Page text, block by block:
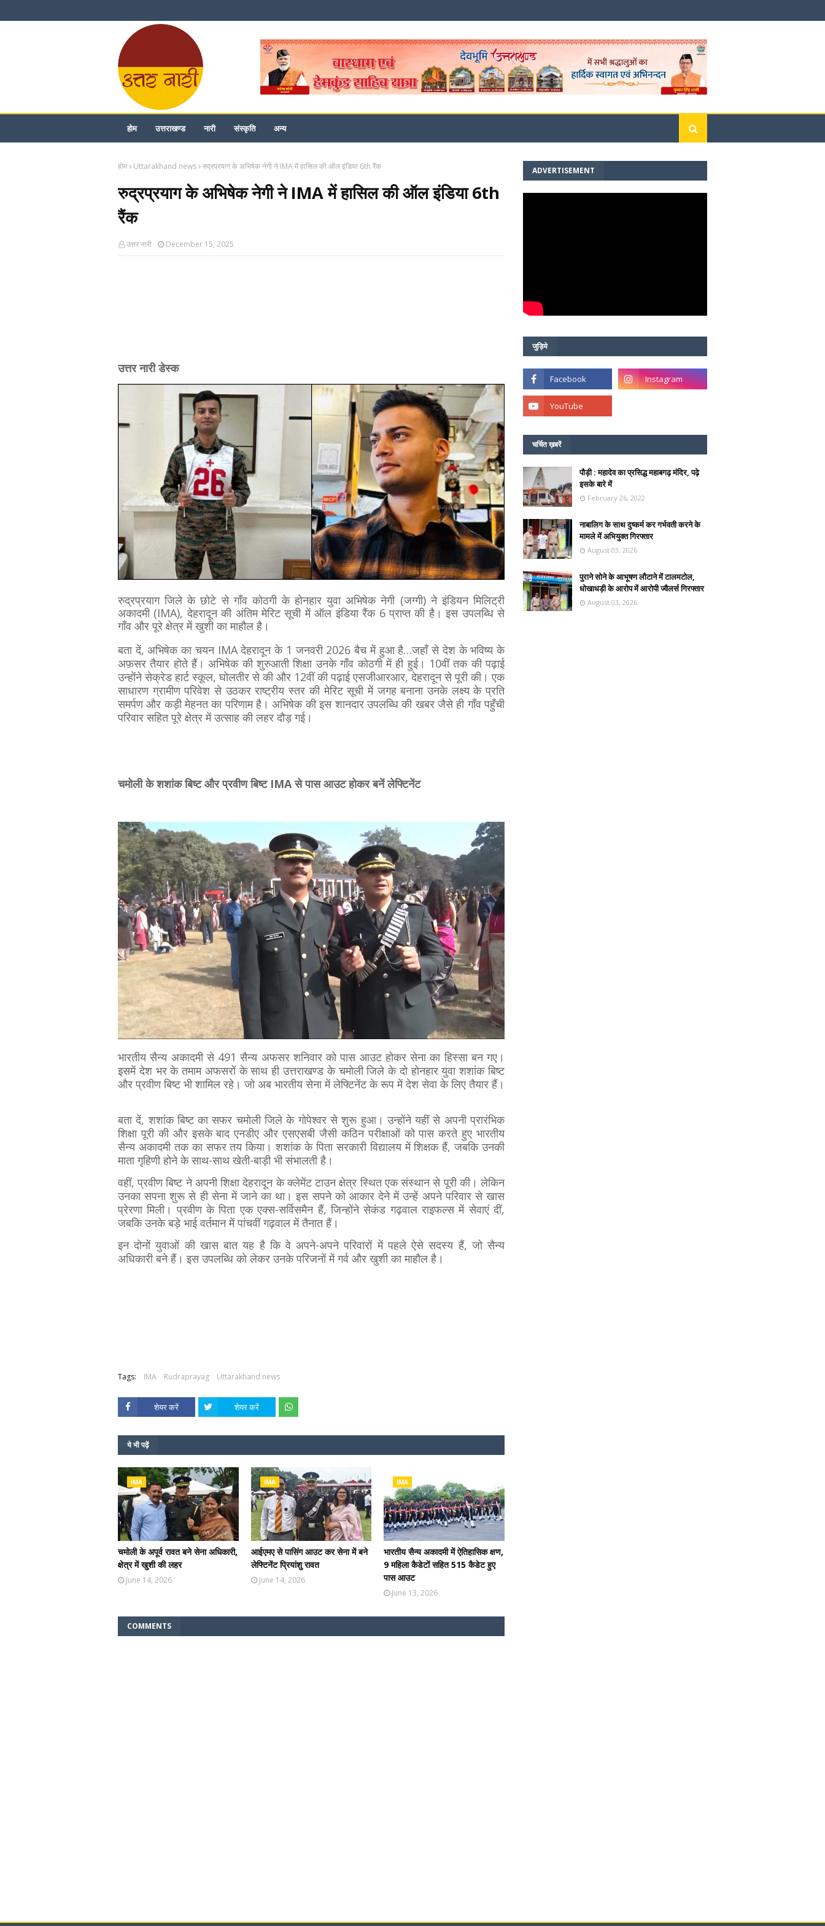
होम उत्तराखण्ड नारी संस्कृति अन्य
होम Uttarakhand news रुद्रप्रयाग के अभिषेक नेगी ने IMA में हासिल की ऑल इंडिया 6th रैंक
रुद्रप्रयाग के अभिषेक नेगी ने IMA में हासिल की ऑल इंडिया 6th
रैंक
उत्तर नारी December 15, 2025
उत्तर नारी डेस्क
रुद्रप्रयाग जिले के छोटे से गाँव कोठगी के होनहार युवा अभिषेक नेगी (जग्गी) ने इंडियन मिलिट्री
अकादमी (IMA), देहरादून की अंतिम मेरिट सूची में ऑल इंडिया रैंक 6 प्राप्त की है। इस उपलब्धि से
गाँव और पूरे क्षेत्र में खुशी का माहौल है।
बता दें, अभिषेक का चयन IMA देहरादून के 1 जनवरी 2026 बैच में हुआ है…जहाँ से देश के भविष्य के
अफ़सर तैयार होते हैं। अभिषेक की शुरुआती शिक्षा उनके गाँव कोठगी में ही हुई। 10वीं तक की पढ़ाई
उन्होंने सेक्रेड हार्ट स्कूल, घोलतीर से की और 12वीं की पढ़ाई एसजीआरआर, देहरादून से पूरी की। एक
साधारण ग्रामीण परिवेश से उठकर राष्ट्रीय स्तर की मेरिट सूची में जगह बनाना उनके लक्ष्य के प्रति
समर्पण और कड़ी मेहनत का परिणाम है। अभिषेक की इस शानदार उपलब्धि की खबर जैसे ही गाँव पहुँची
परिवार सहित पूरे क्षेत्र में उत्साह की लहर दौड़ गई।
चमोली के शशांक बिष्ट और प्रवीण बिष्ट IMA से पास आउट होकर बनें लेफ्टिनेंट
भारतीय सैन्य अकादमी से 491 सैन्य अफसर शनिवार को पास आउट होकर सेना का हिस्सा बन गए।
इसमें देश भर के तमाम अफसरों के साथ ही उत्तराखण्ड के चमोली जिले के दो होनहार युवा शशांक बिष्ट
और प्रवीण बिष्ट भी शामिल रहे। जो अब भारतीय सेना में लेफ्टिनेंट के रूप में देश सेवा के लिए तैयार हैं।
बता दें, शशांक बिष्ट का सफर चमोली जिले के गोपेश्वर से शुरू हुआ। उन्होंने यहीं से अपनी प्रारंभिक
शिक्षा पूरी की और इसके बाद एनडीए और एसएसबी जैसी कठिन परीक्षाओं को पास करते हुए भारतीय
सैन्य अकादमी तक का सफर तय किया। शशांक के पिता सरकारी विद्यालय में शिक्षक हैं, जबकि उनकी
माता गृहिणी होने के साथ-साथ खेती-बाड़ी भी संभालती है।
वहीं, प्रवीण बिष्ट ने अपनी शिक्षा देहरादून के क्लेमेंट टाउन क्षेत्र स्थित एक संस्थान से पूरी की। लेकिन
उनका सपना शुरू से ही सेना में जाने का था। इस सपने को आकार देने में उन्हें अपने परिवार से खास
प्रेरणा मिली। प्रवीण के पिता एक एक्स-सर्विसमैन हैं, जिन्होंने सेकंड गढ़वाल राइफल्स में सेवाएं दीं,
जबकि उनके बड़े भाई वर्तमान में पांचवीं गढ़वाल में तैनात हैं।
इन दोनों युवाओं की खास बात यह है कि वे अपने-अपने परिवारों में पहले ऐसे सदस्य हैं, जो सैन्य
अधिकारी बने हैं। इस उपलब्धि को लेकर उनके परिजनों में गर्व और खुशी का माहौल है।
Tags: IMA Rudraprayag Uttarakhand news
शेयर करें शेयर करें
ये भी पढ़ें
IMA
चमोली के अपूर्व रावत बने सेना अधिकारी,
क्षेत्र में खुशी की लहर
June 14, 2026
IMA
आईएमए से पासिंग आउट कर सेना में बने
लेफ्टिनेंट प्रियांशु रावत
June 14, 2026
IMA
भारतीय सैन्य अकादमी में ऐतिहासिक क्षण,
9 महिला कैडेटों सहित 515 कैडेट हुए
पास आउट
June 13, 2026
COMMENTS
ADVERTISEMENT
जुड़िये
चर्चित ख़बरें
पौड़ी : महादेव का प्रसिद्ध महाबगढ़ मंदिर, पढ़े
इसके बारे में
February 26, 2022
नाबालिग के साथ दुष्कर्म कर गर्भवती करने के
मामले में अभियुक्त गिरफ्तार
August 03, 2026
पुराने सोने के आभूषण लौटाने में टालमटोल,
धोखाधड़ी के आरोप में आरोपी ज्वैलर्स गिरफ्तार
August 03, 2026